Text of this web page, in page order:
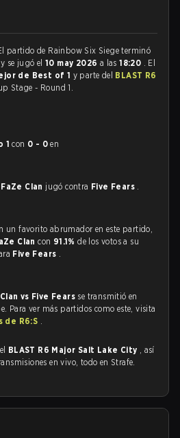
partido de Rainbow Six Siege terminó
y se jugó el10 may 2026 a las18:20 . El
de Best of 1 y parte del BLAST R6
Stage - Round 1.
1 con 0 - 0 en
FaZe Clan jugó contra Five Fears .
un favorito abrumador en este partido,
Clancon 91.1%de los votos a su
Five Fears .
vs Five Fears se transmitió en
Para ver más partidos como este, visita
de R6:S .
BLAST R6 Major Salt Lake City , así
en vivo, todo en Strafe.